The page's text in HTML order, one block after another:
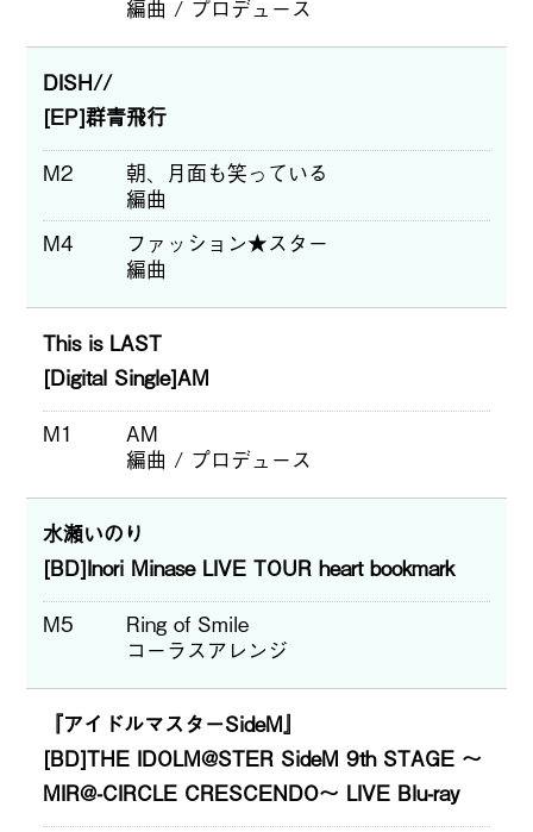
編曲 / プロデュース
DISH//
[EP]群青飛行
M2
朝、月面も笑っている
編曲
M4
ファッション★スター
編曲
This is LAST
[Digital Single]AM
M1
AM
編曲 / プロデュース
水瀬いのり
[BD]Inori Minase LIVE TOUR heart bookmark
M5
Ring of Smile
コーラスアレンジ
『アイドルマスターSideM』
[BD]THE IDOLM@STER SideM 9th STAGE ～
MIR@-CIRCLE CRESCENDO～ LIVE Blu-ray